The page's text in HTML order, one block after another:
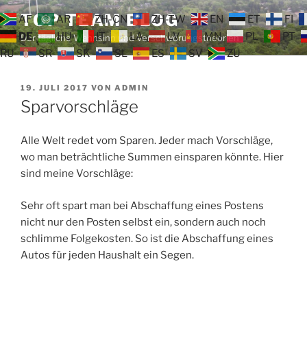
Zum
Inhalt
springen
TOP TEAM BLOG
Der tägliche Wahnsinn und Verschwörungstheorien
VERÖFFENTLICHT
AM
19. JULI 2017 VON ADMIN
Sparvorschläge
Alle Welt redet vom Sparen. Jeder mach Vorschläge,
wo man beträchtliche Summen einsparen könnte. Hier
sind meine Vorschläge:
Sehr oft spart man bei Abschaffung eines Postens
nicht nur den Posten selbst ein, sondern auch noch
schlimme Folgekosten. So ist die Abschaffung eines
Autos für jeden Haushalt ein Segen.
AF AR ZH-CN ZH-TW EN ET
FI
DE
HU IT LA LV MN PL
PT
RU
SR SK SL ES SV ZU